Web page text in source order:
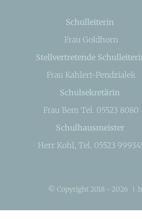
Schulleiterin
Frau Goldhorn
Stellvertretende
Frau Kahlert-Pendzialek
Schulsekretärin
Frau Bem Tel. 05523 8080
Schulhausmeister
Herr Kohl, Tel. 05523
© Copyright 2018 - 2026 |